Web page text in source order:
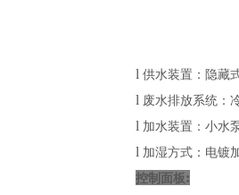
l供水装置：隐藏式
l 废水排放系统
l 加水装置：小水
l 加湿方式：电镀
控制面板: